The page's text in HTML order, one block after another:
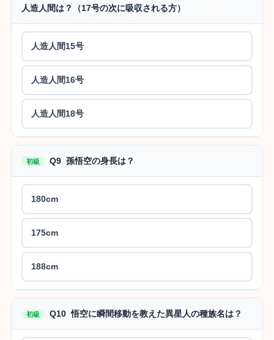
人造人間は？（17号の次に吸収される方）
人造人間15号
人造人間16号
人造人間18号
初級 Q9 孫悟空の身長は？
180cm
175cm
188cm
初級 Q10 悟空に瞬間移動を教えた異星人の種族名は？